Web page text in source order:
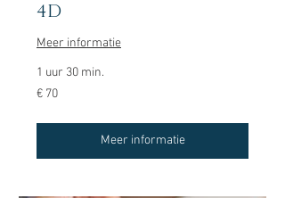
4D
Meer informatie
1 uur 30 min.
70
euro
€ 70
Meer informatie